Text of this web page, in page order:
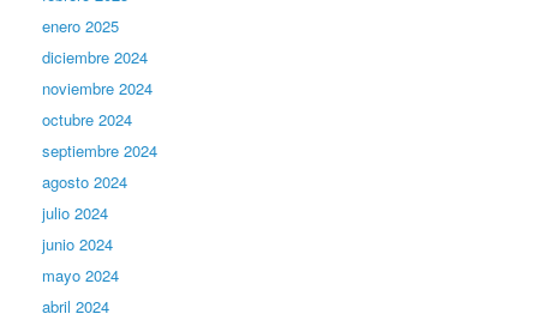
enero 2025
diciembre 2024
noviembre 2024
octubre 2024
septiembre 2024
agosto 2024
julio 2024
junio 2024
mayo 2024
abril 2024